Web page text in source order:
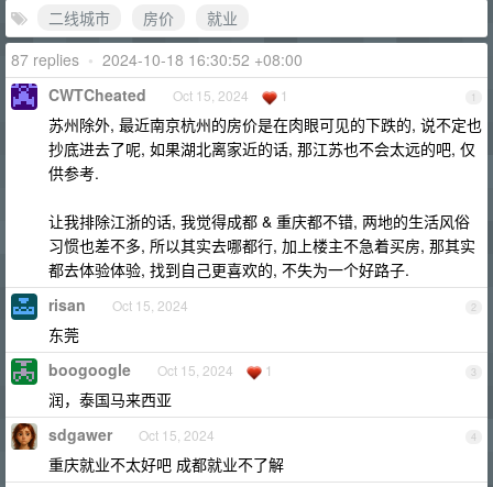
二线城市
房价
就业
87 replies • 2024-10-18 16:30:52 +08:00
1
CWTCheated Oct 15, 2024 1
苏州除外, 最近南京杭州的房价是在肉眼可见的下跌的, 说不定也
抄底进去了呢, 如果湖北离家近的话, 那江苏也不会太远的吧, 仅
供参考.
让我排除江浙的话, 我觉得成都 & 重庆都不错, 两地的生活风俗
习惯也差不多, 所以其实去哪都行, 加上楼主不急着买房, 那其实
都去体验体验, 找到自己更喜欢的, 不失为一个好路子.
2
risan Oct 15, 2024
东莞
3
boogoogle Oct 15, 2024 1
润，泰国马来西亚
4
sdgawer Oct 15, 2024
重庆就业不太好吧 成都就业不了解